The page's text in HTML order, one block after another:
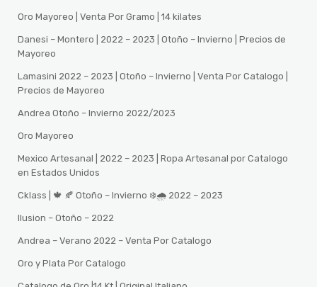
Oro Mayoreo | Venta Por Gramo | 14 kilates
Danesi – Montero | 2022 – 2023 | Otoño – Invierno | Precios de
Mayoreo
Lamasini 2022 – 2023 | Otoño – Invierno | Venta Por Catalogo |
Precios de Mayoreo
Andrea Otoño – Invierno 2022/2023
Oro Mayoreo
Mexico Artesanal | 2022 – 2023 | Ropa Artesanal por Catalogo
en Estados Unidos
Cklass | 🍁 🍂 Otoño – Invierno ❄️🌧️ 2022 – 2023
Ilusion – Otoño – 2022
Andrea – Verano 2022 – Venta Por Catalogo
Oro y Plata Por Catalogo